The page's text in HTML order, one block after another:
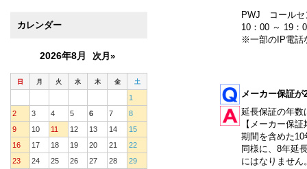
カレンダー
2026年8月 次月»
日 月 火 水 木 金 土
1
2
3 4 5 6 7
8
9
10 11 12 13 14
15
16
17 18 19 20 21
22
23
24 25 26 27 28
29
PWJ コールセ
10：00 ～ 19：
※一部のIP電話
メーカー保証
延長保証の年数
【メーカー保
期間を含めた
同様に、8年延
にはなりません